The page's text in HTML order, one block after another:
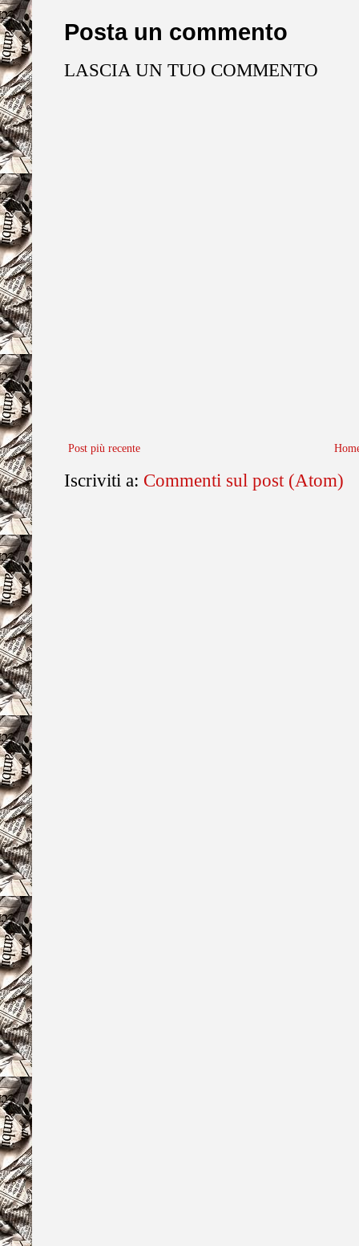
Posta un commento
LASCIA UN TUO COMMENTO
Post più recente
Iscriviti a: Commenti sul post (Atom)